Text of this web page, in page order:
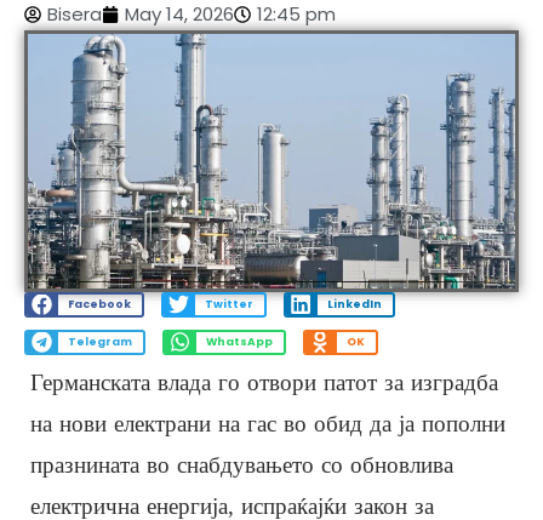
Bisera May 14, 2026 12:45 pm
Facebook Twitter LinkedIn
Telegram WhatsApp OK
Германската влада го отвори патот за изградба
на нови електрани на гас во обид да ја пополни
празнината во снабдувањето со обновлива
електрична енергија, испраќајќи закон за